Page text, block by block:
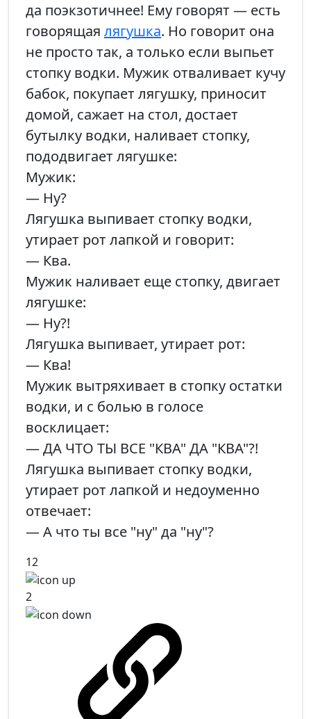
да поэкзотичнее! Ему говорят — есть
говорящая лягушка. Но говорит она
не просто так, а только если выпьет
стопку водки. Мужик отваливает кучу
бабок, покупает лягушку, приносит
домой, сажает на стол, достает
бутылку водки, наливает стопку,
пододвигает лягушке:
Мужик:
— Ну?
Лягушка выпивает стопку водки,
утирает рот лапкой и говорит:
— Ква.
Мужик наливает еще стопку, двигает
лягушке:
— Ну?!
Лягушка выпивает, утирает рот:
— Ква!
Мужик вытряхивает в стопку остатки
водки, и с болью в голосе
восклицает:
— ДА ЧТО ТЫ ВСЕ "КВА" ДА "КВА"?!
Лягушка выпивает стопку водки,
утирает рот лапкой и недоуменно
отвечает:
— А что ты все "ну" да "ну"?
12
2